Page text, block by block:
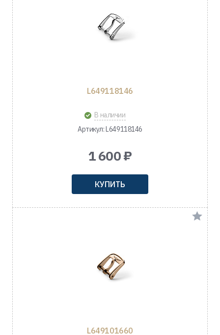
L649118146
В наличии
Артикул: L649118146
1 600 ₽
КУПИТЬ
L649101660